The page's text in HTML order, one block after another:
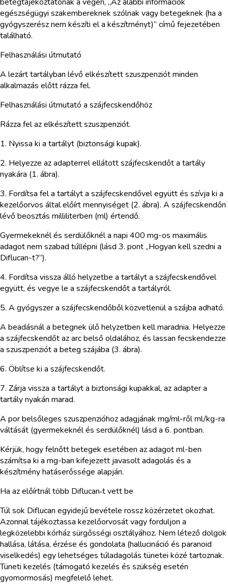
egészségügyi szakembereknek szólnak vagy betegeknek (ha a
gyógyszerész nem készíti el a készítményt)” című fejezetében
található.
Felhasználási útmutató
A lezárt tartályban lévő elkészített szuszpenziót minden
alkalmazás előtt rázza fel.
Felhasználási útmutató a szájfecskendőhöz
Rázza fel az elkészített szuszpenziót.
1. Nyissa ki a tartályt (biztonsági kupak).
2. Helyezze az adapterrel ellátott szájfecskendőt a tartály
nyakára (1. ábra).
3. Fordítsa fel a tartályt a szájfecskendővel együtt és szívja ki a
kezelőorvos által előírt mennyiséget (2. ábra). A szájfecskendőn
lévő beosztás milliliterben (ml) értendő.
Gyermekeknél és serdülőknél a napi 400 mg-os maximális
adagot nem szabad túllépni (lásd 3. pont „Hogyan kell szedni a
Diflucan-t?”).
4. Fordítsa vissza álló helyzetbe a tartályt a szájfecskendővel
együtt, és vegye le a szájfecskendőt a tartályról.
5. A gyógyszer a szájfecskendőből közvetlenül a szájba adható.
A beadásnál a betegnek ülő helyzetben kell maradnia. Helyezze
a szájfecskendőt az arc belső oldalához, és lassan fecskendezze
a szuszpenziót a beteg szájába (3. ábra).
6. Öblítse ki a szájfecskendőt.
7. Zárja vissza a tartályt a biztonsági kupakkal, az adapter a
tartály nyakán marad.
A por belsőleges szuszpenzióhoz adagjának mg/ml-ről ml/kg-ra
váltását (gyermekeknél és serdülőknél) lásd a 6. pontban.
Kérjük, hogy felnőtt betegek esetében az adagot ml-ben
számítsa ki a mg-ban kifejezett javasolt adagolás és a
készítmény hatáserőssége alapján.
Ha az előírtnál több Diflucan‑t vett be
Túl sok Diflucan egyidejű bevétele rossz közérzetet okozhat.
Azonnal tájékoztassa kezelőorvosát vagy forduljon a
legközelebbi kórház sürgősségi osztályához. Nem létező dolgok
hallása, látása, érzése és gondolata (hallucináció és paranoid
viselkedés) egy lehetséges túladagolás tünetei közé tartoznak.
Tüneti kezelés (támogató kezelés és szükség esetén
gyomormosás) megfelelő lehet.